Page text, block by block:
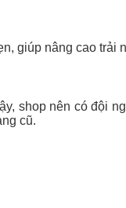
giúp nâng cao trải
shop nên có đội
cũ.